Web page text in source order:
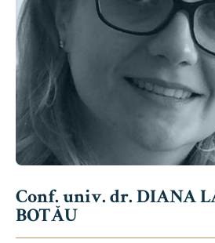
Conf. univ. dr. DIANA
BOTĂU